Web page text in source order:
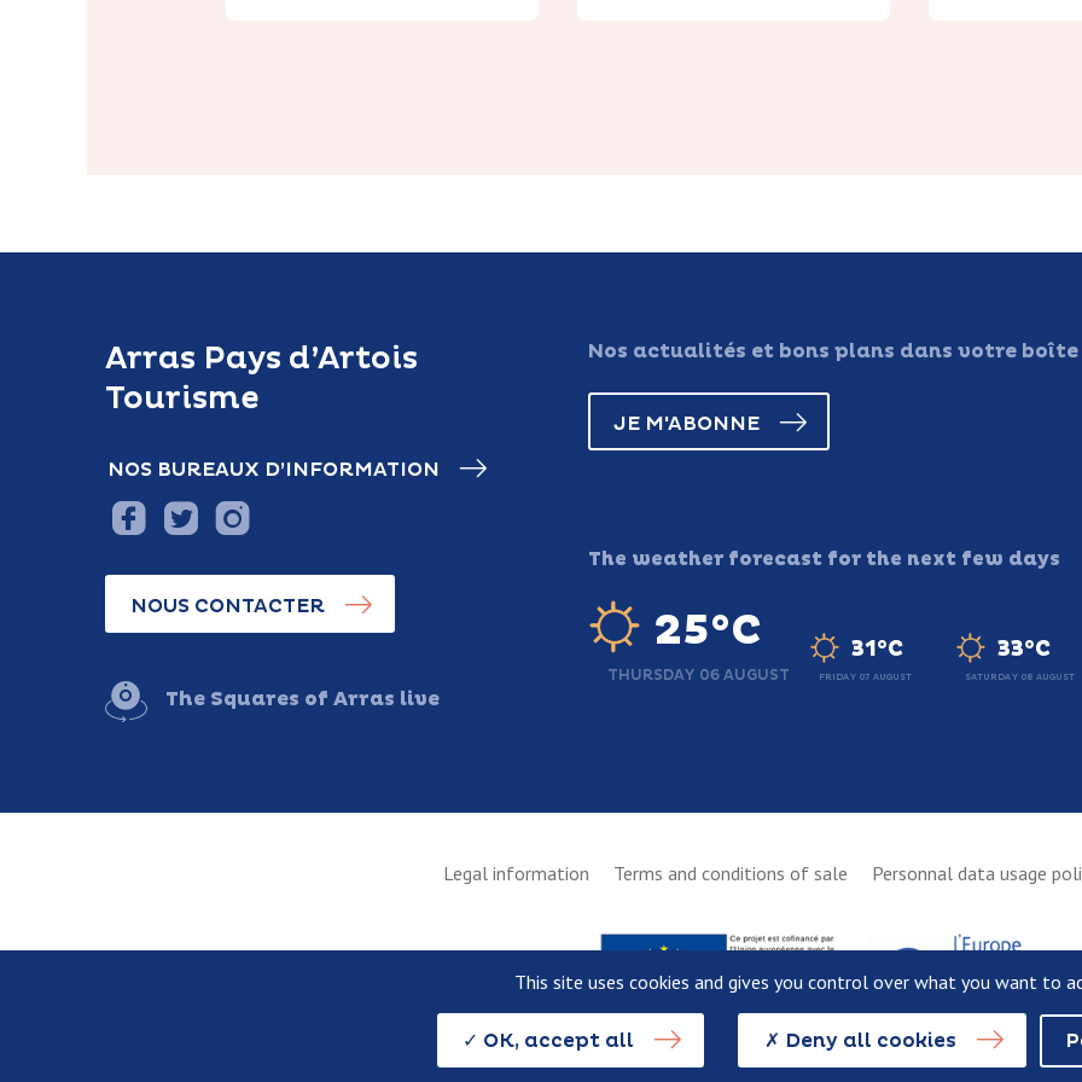
Arras Pays d’Artois
Tourisme
NOS BUREAUX D’INFORMATION
NOUS CONTACTER
The Squares of Arras live
Nos actualités et bons plans dans votre
JE M'ABONNE
The weather forecast for the next few days
25°C
THURSDAY 06 AUGUST
31°C
FRIDAY 07 AUGUST
33°C
SATURDAY 08 AUGUST
Legal information Terms and conditions of sale Personnal data usage
This site uses cookies and gives you control over what you want to
OK, accept all Deny all cookies